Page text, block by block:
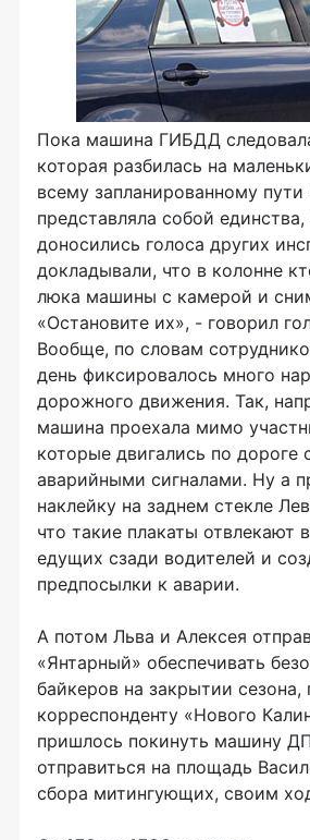
Пока машина ГИБДД
которая разбилась на
всему запланированному
представляла собой
доносились голоса других
докладывали, что в колонне
люка машины с камерой и
«Остановите их», - говорил
Вообще, по словам
день фиксировалось много
дорожного движения. Так,
машина проехала мимо
которые двигались по дороге
аварийными сигналами. Ну а
наклейку на заднем стекле
что такие плакаты отвлекают
едущих сзади водителей и
предпосылки к аварии.
А потом Льва и Алексея
«Янтарный» обеспечивать
байкеров на закрытии сезона,
корреспонденту «Нового
пришлось покинуть машину
отправиться на площадь
сбора митингующих, своим